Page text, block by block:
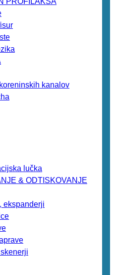
kanalov
lučka
& ODTISKOVANJE
ekspanderji